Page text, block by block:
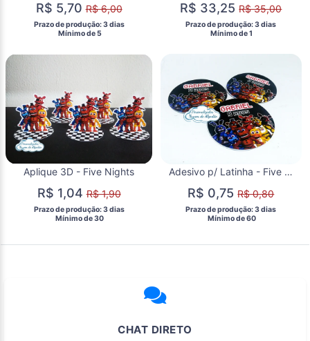
R$ 5,70R$ 6,00
Prazo de produção: 3 dias
  Mínimo de 5
R$ 33,25R$ 35,00
Prazo de produção: 3 dias
  Mínimo de 1
Aplique 3D - Five Nights
R$ 1,04R$ 1,90
Prazo de produção: 3 dias
  Mínimo de 30
Adesivo p/ Latinha - Five Nights
R$ 0,75R$ 0,80
Prazo de produção: 3 dias
  Mínimo de 60
CHAT DIRETO